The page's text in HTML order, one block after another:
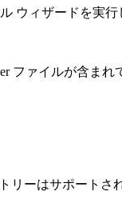
ウィザードを実行
ファイルが含ま
リーはサポートさ